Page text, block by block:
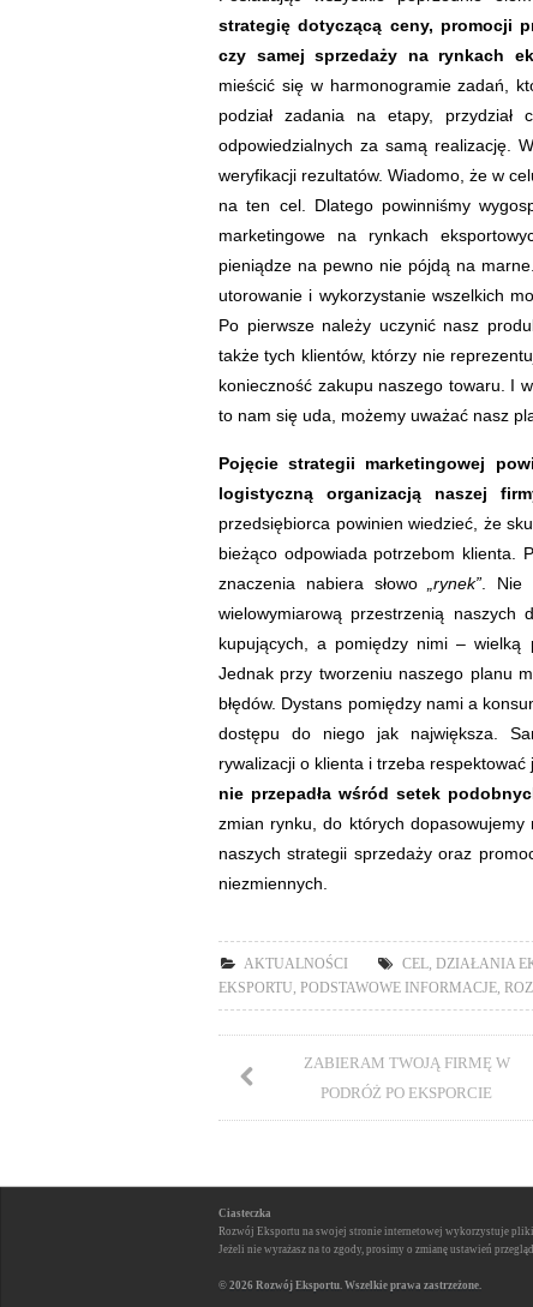
strategię dotyczącą ceny, promocji
czy samej sprzedaży na rynkach
mieścić się w harmonogramie zadań,
podział zadania na etapy, przydział
odpowiedzialnych za samą realizację.
weryfikacji rezultatów. Wiadomo, że w
na ten cel. Dlatego powinniśmy
marketingowe na rynkach
pieniądze na pewno nie pójdą na
utorowanie i wykorzystanie wszelkich
Po pierwsze należy uczynić nasz
także tych klientów, którzy nie
konieczność zakupu naszego towaru. I
to nam się uda, możemy uważać nasz
Pojęcie strategii marketingowej
logistyczną organizacją naszej
przedsiębiorca powinien wiedzieć, że
bieżąco odpowiada potrzebom klienta.
znaczenia nabiera słowo
„rynek” .
wielowymiarową przestrzenią
kupujących, a pomiędzy nimi – wielką
Jednak przy tworzeniu naszego planu
błędów. Dystans pomiędzy nami a
dostępu do niego jak największa.
rywalizacji o klienta i trzeba respektować
nie przepadła wśród setek
zmian rynku, do których
naszych strategii sprzedaży oraz
niezmiennych.
AKTUALNOŚCI CEL, DZIAŁANIA
EKSPORTU PODSTAWOWE INFORMACJE
ZABIERAM TWOJĄ FIRMĘ W
PODRÓŻ PO EKSPORCIE
Ciasteczka
Rozwój Eksportu na swojej stronie internetowej wykorzystuje pliki
Jeżeli nie wyrażasz na to zgody, prosimy o zmianę ustawień
© 2026 Rozwój Eksportu. Wszelkie prawa zastrzeżone.